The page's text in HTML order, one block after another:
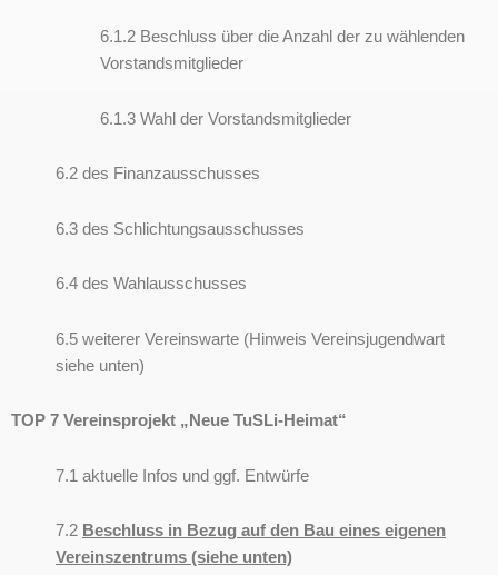
6.1.2 Beschluss über die Anzahl der zu wählenden
Vorstandsmitglieder
6.1.3 Wahl der Vorstandsmitglieder
6.2 des Finanzausschusses
6.3 des Schlichtungsausschusses
6.4 des Wahlausschusses
6.5 weiterer Vereinswarte (Hinweis Vereinsjugendwart
siehe unten)
TOP 7 Vereinsprojekt „Neue TuSLi-Heimat“
7.1 aktuelle Infos und ggf. Entwürfe
7.2 Beschluss in Bezug auf den Bau eines eigenen
Vereinszentrums (siehe unten)